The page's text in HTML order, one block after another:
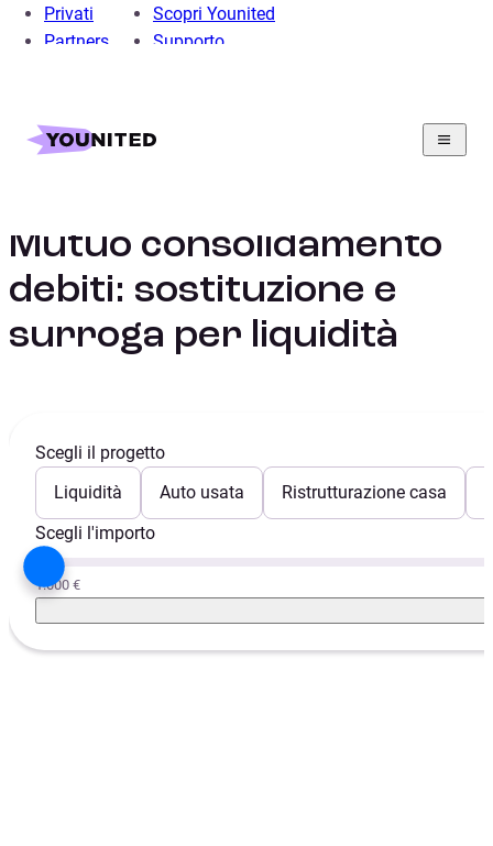
Privati
Partners
Scopri Younited
Supporto
Home
Guide consolidamento debiti
Mutuo consolidamento
debiti: sostituzione e
surroga per liquidità
Scegli il progetto
Liquidità
Auto usata Ristrutturazione casa
Scegli l'importo
1.000 €